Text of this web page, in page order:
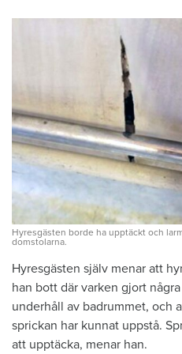
Hyresgästen borde ha upptäckt och
domstolarna.
Hyresgästen själv menar att
han bott där varken gjort
underhåll av badrummet, och
sprickan har kunnat uppstå.
att upptäcka, menar han.